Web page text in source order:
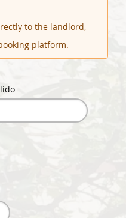
to the landlord,
platform.